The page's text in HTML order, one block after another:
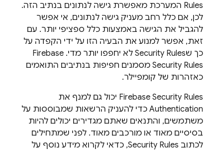
Rules המערכת מאפשרת גישה לנתונים בנתיב הזה.
לכן, אם כלל רחב מעניק גישה לנתונים, אי אפשר
להגביל את הגישה באמצעות כלל ספציפי יותר. עם
זאת, אפשר למנוע את הבעיה הזו על ידי הקפדה על
כך שSecurity Rules לא יחפפו יותר מדי. Firebase
Security Rules מסמנים חפיפות בנתיבים התואמים
כאזהרות של קומפיילר.
Firebase Security Rules יכול גם למנף את
Authentication כדי להעניק הרשאות שמבוססות על
משתמשים, והתנאים שאתם מגדירים יכולים להיות
בסיסיים מאוד או מורכבים מאוד. לפני שמתחילים
לכתוב Security Rules, כדאי לקרוא מידע נוסף על